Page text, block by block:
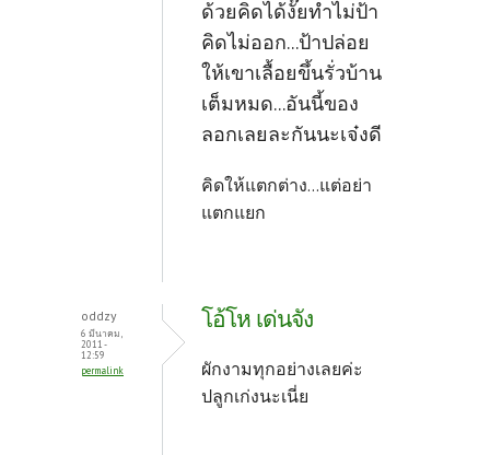
ด้วยคิดได้งั๊ยทำไม่ป้า
คิดไม่ออก...ป้าปล่อย
ให้เขาเลื้อยขึ้นรั่วบ้าน
เต็มหมด...อันนี้ของ
ลอกเลยละกันนะเจ๋งดี
คิดให้แตกต่าง...แต่อย่า
แตกแยก
oddzy
6 มีนาคม,
2011 -
12:59
permalink
โอ้โห เด่นจัง
ผักงามทุกอย่างเลยค่ะ
ปลูกเก่งนะเนี่ย